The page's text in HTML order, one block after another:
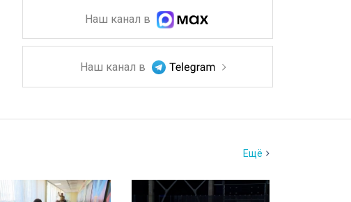
Наш канал в
Наш канал в
Ещё